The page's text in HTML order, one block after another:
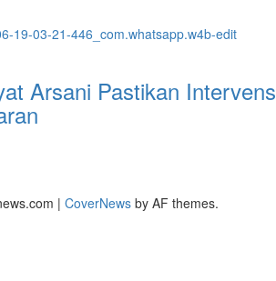
Arsani Pastikan
| CoverNews by AF themes.